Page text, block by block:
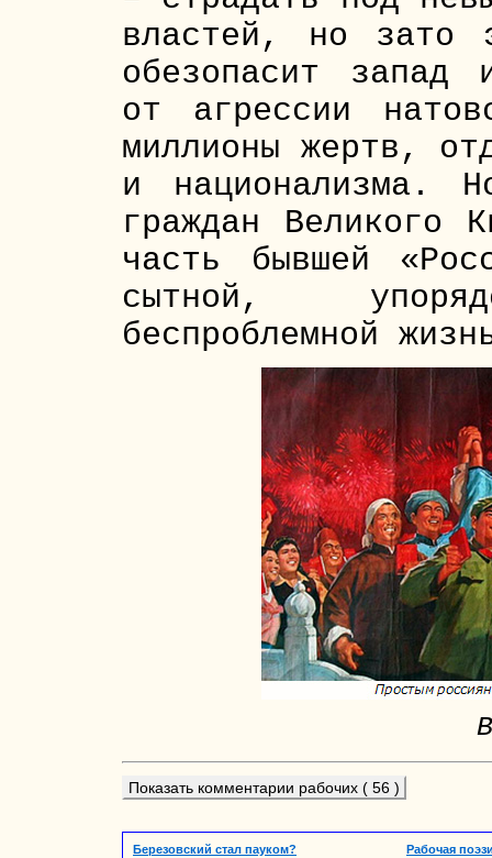
властей, но зато
обезопасит запад
от агрессии
миллионы жертв,
и национализма.
граждан Великого
часть бывшей
сытной,
беспроблемной
Показать комментарии рабочих ( 56 )
Березовский стал пауком? Рабочая